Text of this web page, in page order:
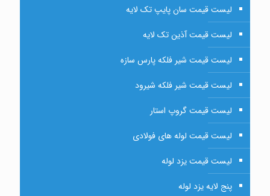
لیست قیمت سان پایپ تک لایه
لیست قیمت آذین تک لایه
لیست قیمت شیر فلکه پارس سازه
لیست قیمت شیر فلکه شیرود
لیست قیمت گروپ استار
لیست قیمت لوله های فولادی
لیست قیمت یزد لوله
پنج لایه یزد لوله